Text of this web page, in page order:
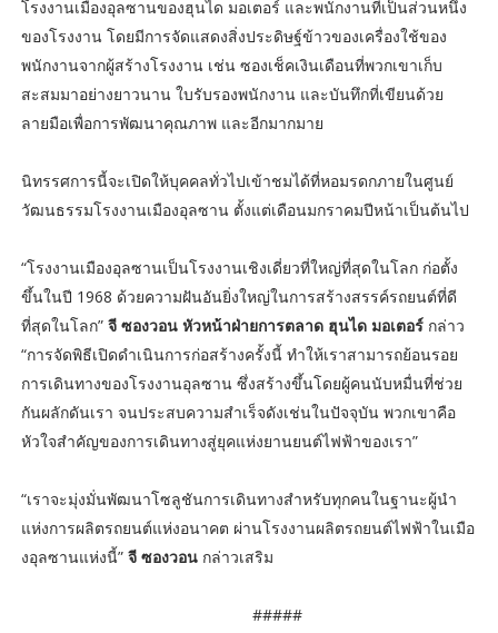
โรงงานเมืองอุลซานของฮุนได มอเตอร์ และพนักงานที่เป็นส่วนหนึ่ง
ของโรงงาน โดยมีการจัดแสดงสิ่งประดิษฐ์ข้าวของเครื่องใช้ของ
พนักงานจากผู้สร้างโรงงาน เช่น ซองเช็คเงินเดือนที่พวกเขาเก็บ
สะสมมาอย่างยาวนาน ใบรับรองพนักงาน และบันทึกที่เขียนด้วย
ลายมือเพื่อการพัฒนาคุณภาพ และอีกมากมาย
นิทรรศการนี้จะเปิดให้บุคคลทั่วไปเข้าชมได้ที่หอมรดกภายในศูนย์
วัฒนธรรมโรงงานเมืองอุลซาน ตั้งแต่เดือนมกราคมปีหน้าเป็นต้นไป
“โรงงานเมืองอุลซานเป็นโรงงานเชิงเดี่ยวที่ใหญ่ที่สุดในโลก ก่อตั้ง
ขึ้นในปี 1968 ด้วยความฝันอันยิ่งใหญ่ในการสร้างสรรค์รถยนต์ที่ดี
ที่สุดในโลก” จี ซองวอน หัวหน้าฝ่ายการตลาด ฮุนได มอเตอร์กล่าว
“การจัดพิธีเปิดดำเนินการก่อสร้างครั้งนี้ ทำให้เราสามารถย้อนรอย
การเดินทางของโรงงานอุลซาน ซึ่งสร้างขึ้นโดยผู้คนนับหมื่นที่ช่วย
กันผลักดันเรา จนประสบความสำเร็จดังเช่นในปัจจุบัน พวกเขาคือ
หัวใจสำคัญของการเดินทางสู่ยุคแห่งยานยนต์ไฟฟ้าของเรา”
“เราจะมุ่งมั่นพัฒนาโซลูชันการเดินทางสำหรับทุกคนในฐานะผู้นำ
แห่งการผลิตรถยนต์แห่งอนาคต ผ่านโรงงานผลิตรถยนต์ไฟฟ้าในเมือ
งอุลซานแห่งนี้” จี ซองวอนกล่าวเสริม
#####